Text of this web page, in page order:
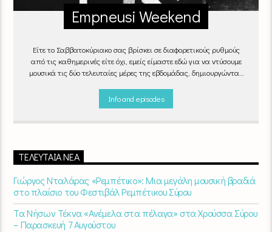
Empneusi Weekend
Είτε το Σαββατοκύριακο σας βρίσκει σε διαφορετικούς ρυθμούς
από τις καθημερινές είτε όχι, εμείς είμαστε εδώ για να ντύσουμε
μουσικά τις δύο τελευταίες μέρες της εβδομάδας, δημιουργώντας
Info and episodes
ΤΕΛΕΥΤΑΊΑ ΝΈΑ
Γιώργος Νταλάρας «Ρεμπέτικο»: Μια μεγάλη μουσική βραδιά
στο πλαίσιο του Φεστιβάλ Ρεμπέτικου Σύρου
Τα Νήσων Τέκνα «Ανέμελα στα πέλαγα» στα Χρούσσα Σύρου
– Παρασκευή 7 Αυγούστου